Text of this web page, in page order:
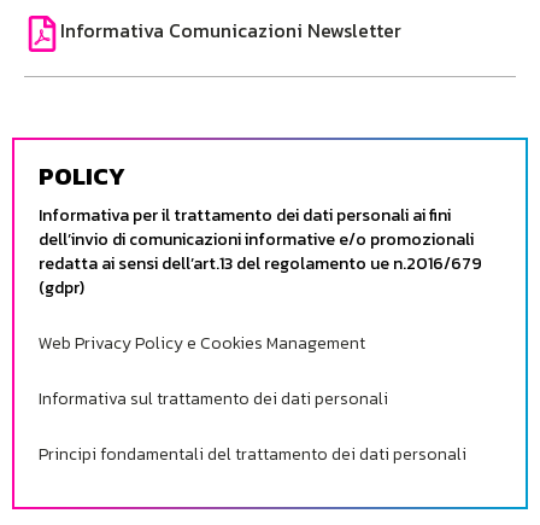
Informativa Comunicazioni Newsletter
POLICY
Informativa per il trattamento dei dati personali ai fini
dell’invio di comunicazioni informative e/o promozionali
redatta ai sensi dell’art.13 del regolamento ue n.2016/679
(gdpr)
Web Privacy Policy e Cookies Management
Informativa sul trattamento dei dati personali
Principi fondamentali del trattamento dei dati personali